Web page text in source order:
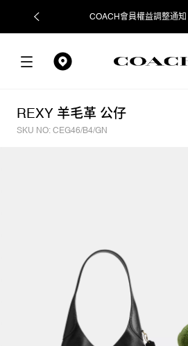
COACH會員權益調整通知
REXY 羊毛革 公仔
SKU NO: CEG46/B4/GN